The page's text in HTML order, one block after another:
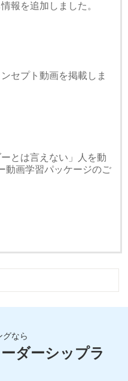
報を追加しました。
セプト動画を掲載しま
とは言えない」人を動
動画学習パッケージのご
なら
ダーシップラ